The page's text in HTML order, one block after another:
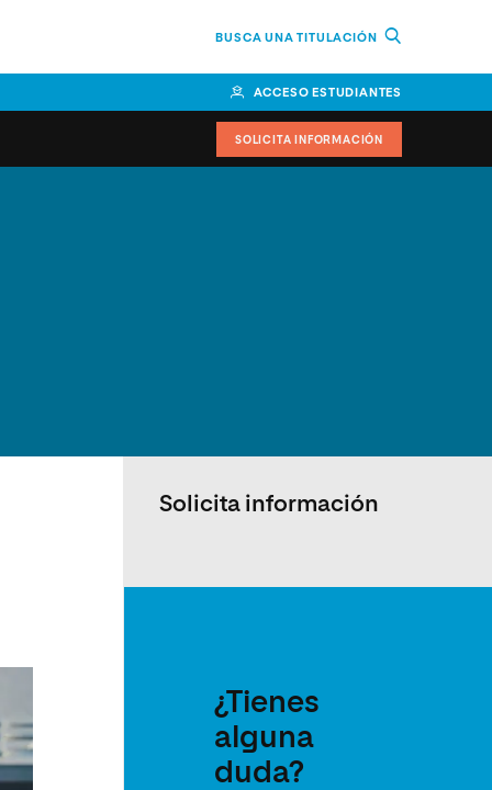
BUSCA UNA TITULACIÓN
ACCESO ESTUDIANTES
SOLICITA INFORMACIÓN
Solicita información
¿Tienes
alguna
duda?